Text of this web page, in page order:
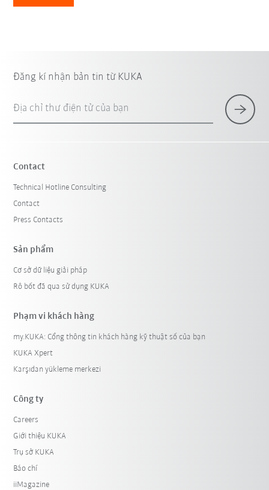
Đăng kí nhận bản tin từ KUKA
Địa chỉ thư điện tử của bạn
Contact
Technical Hotline Consulting
Contact
Press Contacts
Sản phẩm
Cơ sở dữ liệu giải pháp
Rô bốt đã qua sử dụng KUKA
Phạm vi khách hàng
my.KUKA: Cổng thông tin khách hàng kỹ thuật số của bạn
KUKA Xpert
Karşıdan yükleme merkezi
Công ty
Careers
Giới thiệu KUKA
Trụ sở KUKA
Báo chí
iiMagazine